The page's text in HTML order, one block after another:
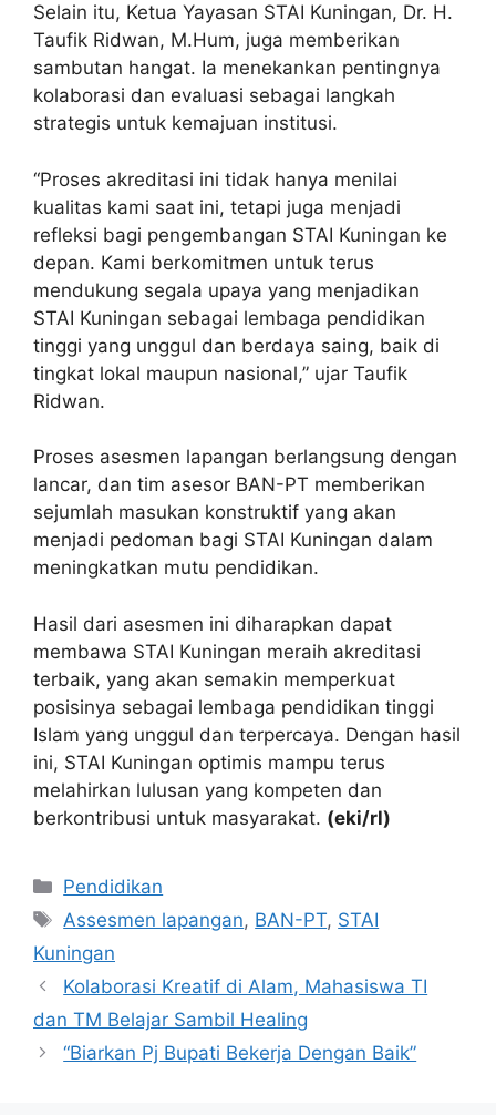
Selain itu, Ketua Yayasan STAI Kuningan, Dr. H.
Taufik Ridwan, M.Hum, juga memberikan
sambutan hangat. Ia menekankan pentingnya
kolaborasi dan evaluasi sebagai langkah
strategis untuk kemajuan institusi.
“Proses akreditasi ini tidak hanya menilai
kualitas kami saat ini, tetapi juga menjadi
refleksi bagi pengembangan STAI Kuningan ke
depan. Kami berkomitmen untuk terus
mendukung segala upaya yang menjadikan
STAI Kuningan sebagai lembaga pendidikan
tinggi yang unggul dan berdaya saing, baik di
tingkat lokal maupun nasional,” ujar Taufik
Ridwan.
Proses asesmen lapangan berlangsung dengan
lancar, dan tim asesor BAN-PT memberikan
sejumlah masukan konstruktif yang akan
menjadi pedoman bagi STAI Kuningan dalam
meningkatkan mutu pendidikan.
Hasil dari asesmen ini diharapkan dapat
membawa STAI Kuningan meraih akreditasi
terbaik, yang akan semakin memperkuat
posisinya sebagai lembaga pendidikan tinggi
Islam yang unggul dan terpercaya. Dengan hasil
ini, STAI Kuningan optimis mampu terus
melahirkan lulusan yang kompeten dan
berkontribusi untuk masyarakat. (eki/rl)
Kategori
Pendidikan
Tag
Assesmen lapangan, BAN-PT, STAI
Kuningan
Kolaborasi Kreatif di Alam, Mahasiswa TI
dan TM Belajar Sambil Healing
“Biarkan Pj Bupati Bekerja Dengan Baik”